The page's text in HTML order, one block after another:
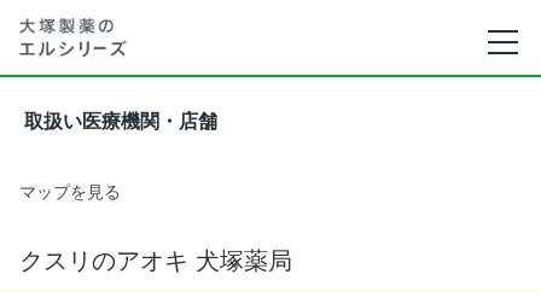
取扱い医療機関・店舗
マップを見る
クスリのアオキ 犬塚薬局